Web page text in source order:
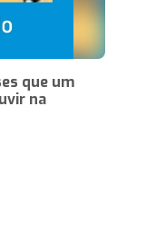
que um
na